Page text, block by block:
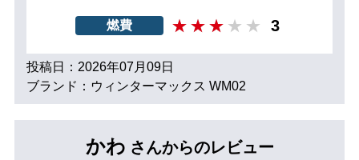
燃費 3
投稿日：2026年07月09日
ブランド：ウィンターマックス WM02
かわ さんからのレビュー